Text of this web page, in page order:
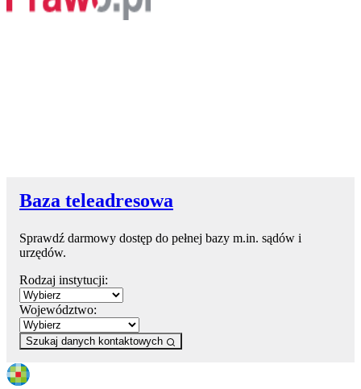
Baza teleadresowa
Sprawdź darmowy dostęp do pełnej bazy m.in. sądów i
urzędów.
Rodzaj instytucji:
Województwo:
Szukaj danych kontaktowych